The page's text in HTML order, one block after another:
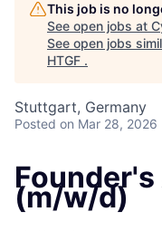
This job is no
See open jobs at
See open jobs
HTGF .
Stuttgart, Germany
Posted on Mar 28, 2026
(m/w/d)